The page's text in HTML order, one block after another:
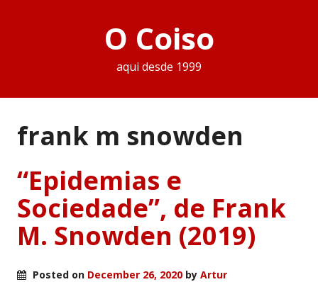
O Coiso
aqui desde 1999
frank m snowden
“Epidemias e
Sociedade”, de Frank
M. Snowden (2019)
Posted on December 26, 2020 by Artur